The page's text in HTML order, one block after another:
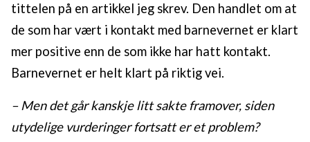
tittelen på en artikkel jeg skrev. Den handlet om at
de som har vært i kontakt med barnevernet er klart
mer positive enn de som ikke har hatt kontakt.
Barnevernet er helt klart på riktig vei.
– Men det går kanskje litt sakte framover, siden
utydelige vurderinger fortsatt er et problem?